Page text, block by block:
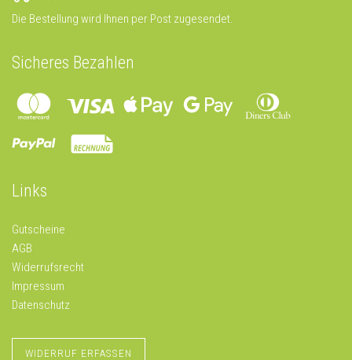
Die Bestellung wird Ihnen per Post zugesendet.
Sicheres Bezahlen
Links
Gutscheine
AGB
Widerrufsrecht
Impressum
Datenschutz
WIDERRUF ERFASSEN